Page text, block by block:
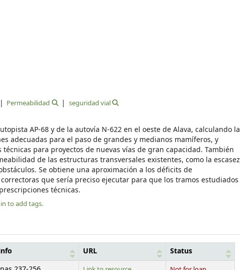
Permeabilidad seguridad vial
AP-68 y de la autovía N-622 en el oeste de Alava, calculando la
adecuadas para el paso de grandes y medianos mamíferos, y
para proyectos de nuevas vías de gran capacidad. También
de las estructuras transversales existentes, como la escasez
Se obtiene una aproximación a los déficits de
que sería preciso ejecutar para que los tramos estudiados
técnicas.
to add tags.
URL
Status